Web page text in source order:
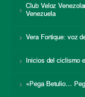
Club Veloz
Venezuela
Vera Fortique: voz
Inicios del ciclismo
«Pega Betulio…